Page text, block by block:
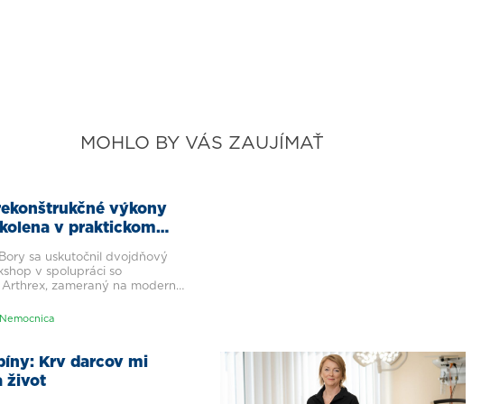
MOHLO BY VÁS ZAUJÍMAŤ
výkony
v praktickom
sa uskutočnil dvojdňový
v spolupráci so
Arthrex, zameraný na moderné
neho mohli precvičiť
Nemocnica
Krv darcov mi
život